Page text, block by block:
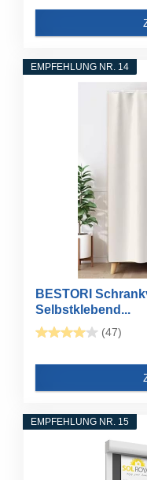
EMPFEHLUNG NR. 14
BESTORI
Selbstklebend...
(47)
EMPFEHLUNG NR. 15